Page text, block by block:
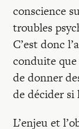
conscience
troubles
C’est donc
conduite
de donner
de décider si
L’enjeu et